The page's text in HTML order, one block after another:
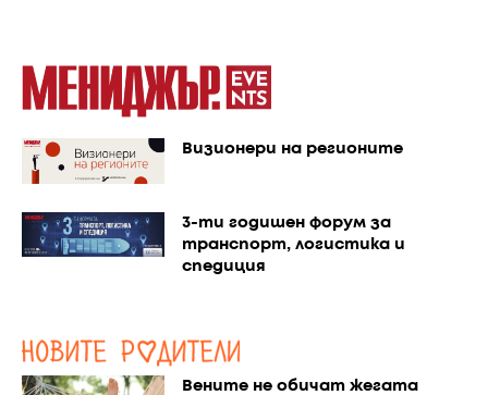
Визионери на регионите
3-ти годишен форум за
транспорт, логистика и
спедиция
Вените не обичат жегата